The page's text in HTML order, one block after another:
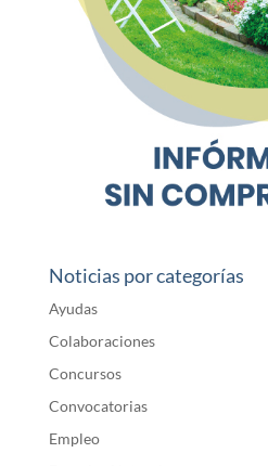
Noticias por categorías
Ayudas
Colaboraciones
Concursos
Convocatorias
Empleo